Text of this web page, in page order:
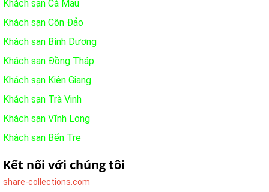
Khách sạn Cà Mau
Khách sạn Côn Đảo
Khách sạn Bình Dương
Khách sạn Đồng Tháp
Khách sạn Kiên Giang
Khách sạn Trà Vinh
Khách sạn Vĩnh Long
Khách sạn Bến Tre
Kết nối với chúng tôi
share-collections.com